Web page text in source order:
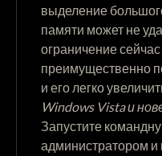
выделение
памяти может не
ограничение
преимущественно
и его легко
Windows Vista и
Запустите
администратором и